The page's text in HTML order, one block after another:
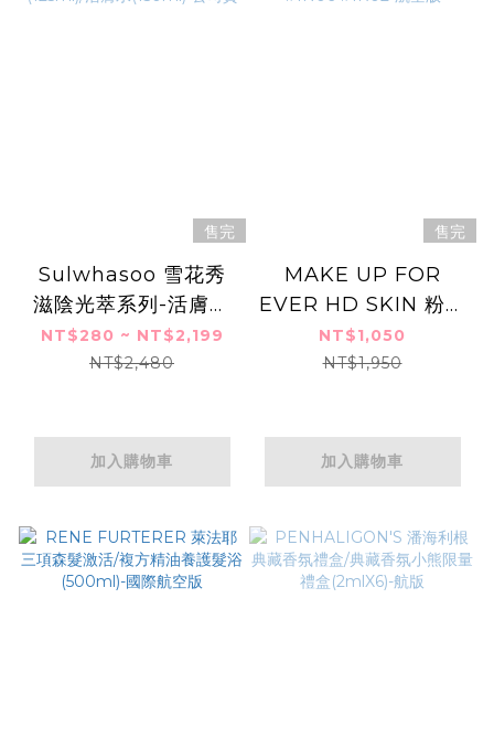
售完
Sulwhasoo 雪花秀
滋陰光萃系列-活膚緊
顏霜(50ml)/活膚乳
(125ml)/活膚水
NT$280 ~ NT$2,199
NT$2,480
加入購物車
售完
MAKE UP FOR
EVER HD SKIN 粉無
痕柔霧空氣粉餅(11g)
#1N06 #1R02-航空
NT$1,050
NT$1,950
加入購物車